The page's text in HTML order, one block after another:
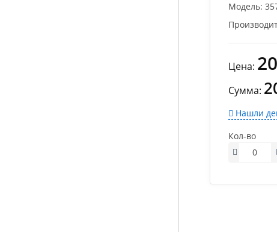
Модель:
Цена:
Сумма:
Нашли
Кол-во